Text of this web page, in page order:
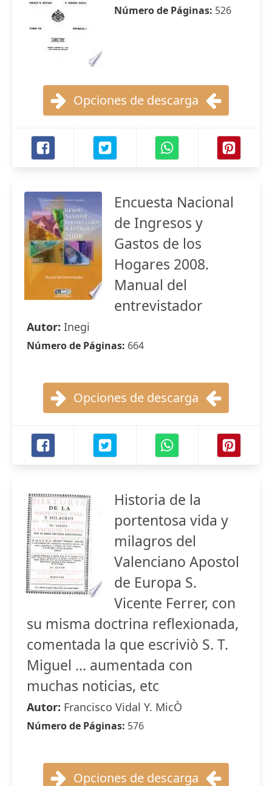
Número de Páginas: 526
Opciones de descarga
Encuesta Nacional
de Ingresos y
Gastos de los
Hogares 2008.
Manual del
entrevistador
Autor: Inegi
Número de Páginas: 664
Opciones de descarga
Historia de la
portentosa vida y
milagros del
Valenciano Apostol
de Europa S.
Vicente Ferrer, con
su misma doctrina reflexionada,
comentada la que escriviò S. T.
Miguel ... aumentada con
muchas noticias, etc
Autor: Francisco Vidal Y. MicÒ
Número de Páginas: 576
Opciones de descarga